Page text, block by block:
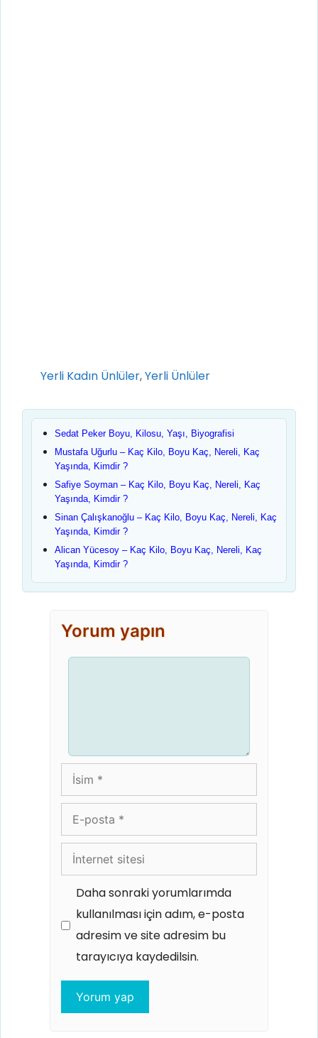
Kategoriler
Yerli Kadın Ünlüler,Yerli Ünlüler
Sedat Peker Boyu, Kilosu, Yaşı, Biyografisi
Mustafa Uğurlu – Kaç Kilo, Boyu Kaç, Nereli, Kaç
Yaşında, Kimdir ?
Safiye Soyman – Kaç Kilo, Boyu Kaç, Nereli, Kaç
Yaşında, Kimdir ?
Sinan Çalışkanoğlu – Kaç Kilo, Boyu Kaç, Nereli, Kaç
Yaşında, Kimdir ?
Alican Yücesoy – Kaç Kilo, Boyu Kaç, Nereli, Kaç
Yaşında, Kimdir ?
Yorum yapın
İsim
posta
İnternet
sitesi
Daha sonraki yorumlarımda
kullanılması için adım, e-posta
adresim ve site adresim bu
tarayıcıya kaydedilsin.